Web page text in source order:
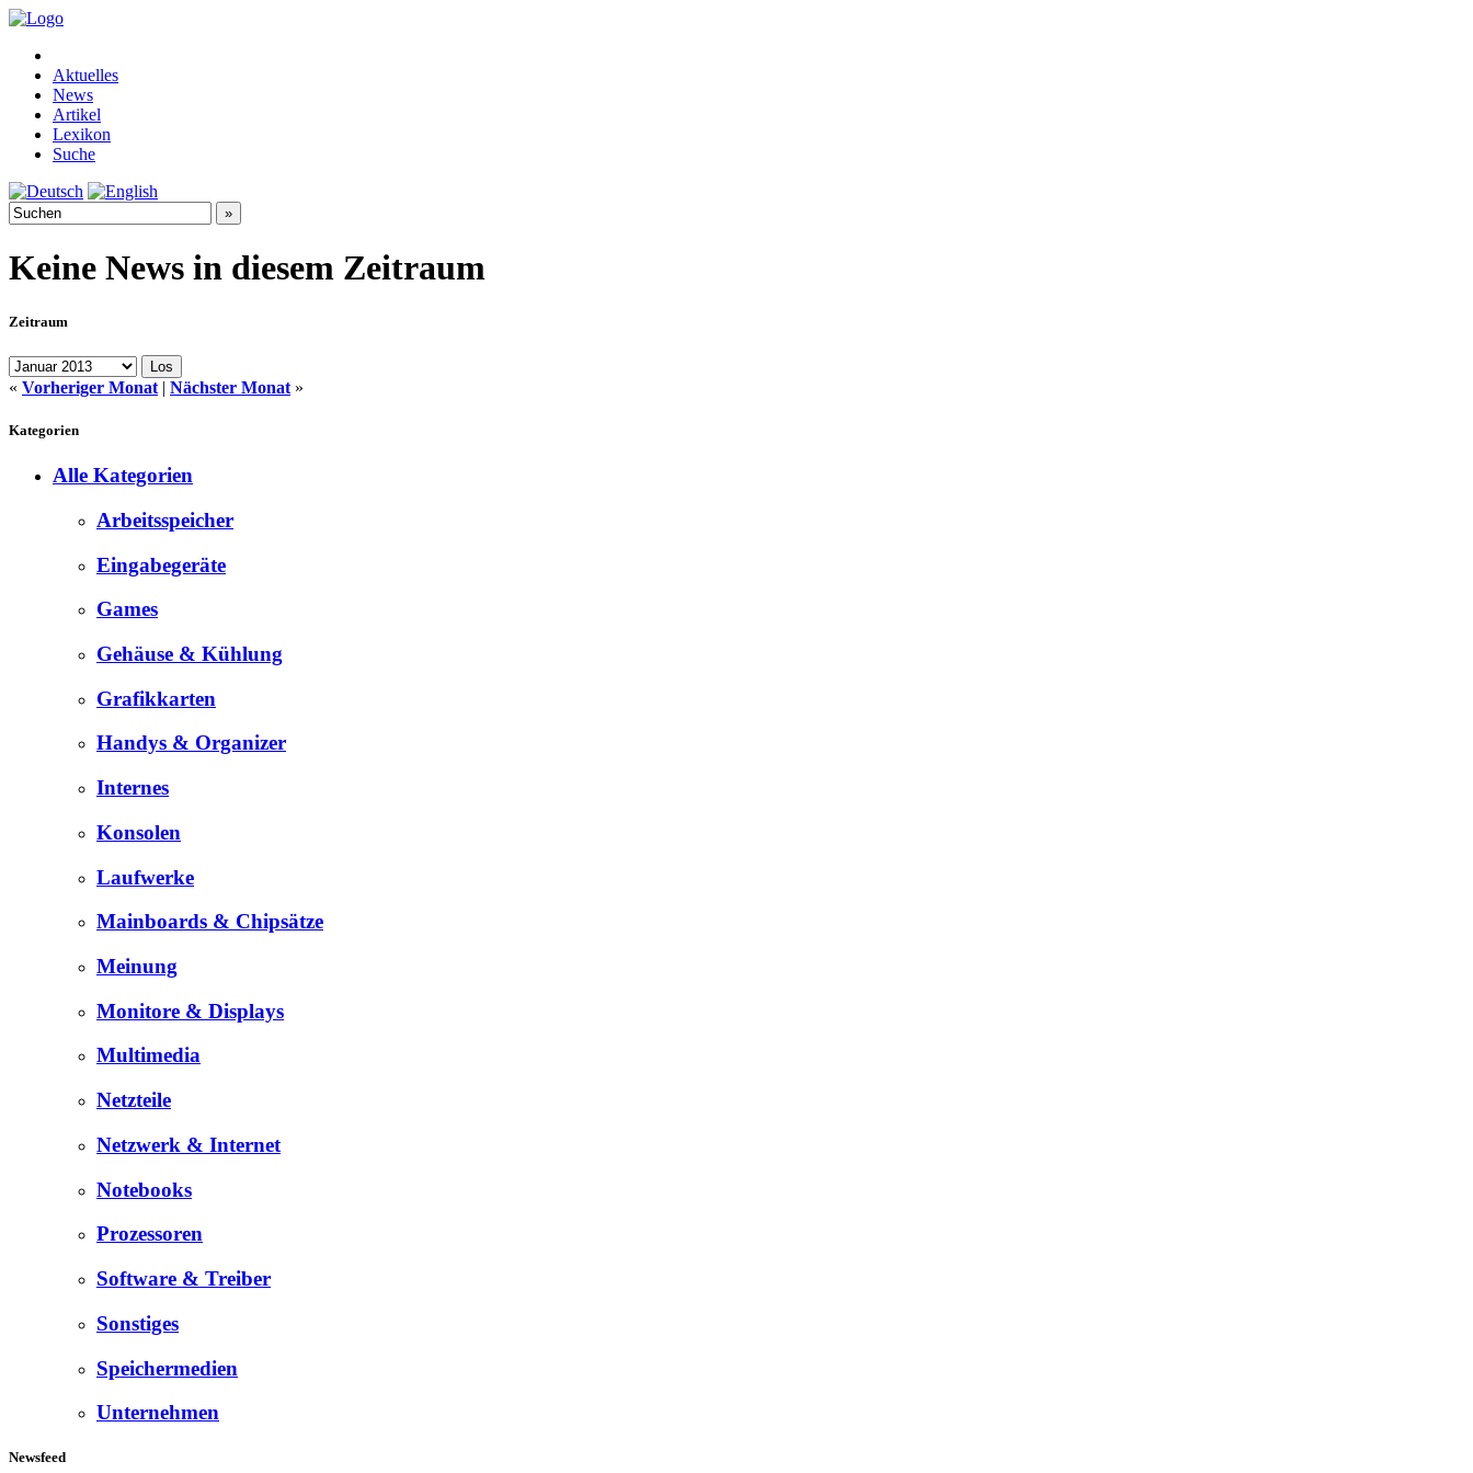
Aktuelles
News
Artikel
Lexikon
Suche
Keine News in diesem Zeitraum
Zeitraum
« Vorheriger Monat | Nächster Monat »
Kategorien
Alle Kategorien
Arbeitsspeicher
Eingabegeräte
Games
Gehäuse & Kühlung
Grafikkarten
Handys & Organizer
Internes
Konsolen
Laufwerke
Mainboards & Chipsätze
Meinung
Monitore & Displays
Multimedia
Netzteile
Netzwerk & Internet
Notebooks
Prozessoren
Software & Treiber
Sonstiges
Speichermedien
Unternehmen
Newsfeed